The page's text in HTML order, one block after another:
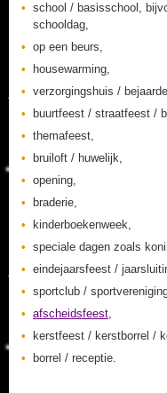
school / basisschool,
schooldag,
op een beurs,
housewarming,
verzorgingshuis /
buurtfeest / straatfeest /
themafeest,
bruiloft / huwelijk,
opening,
braderie,
kinderboekenweek,
speciale dagen zoals
eindejaarsfeest /
sportclub /
afscheidsfeest,
kerstfeest / kerstborrel /
borrel / receptie.